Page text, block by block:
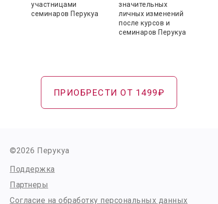
участницами
семинаров Перукуа
значительных
личных изменений
после курсов и
семинаров Перукуа
ПРИОБРЕСТИ ОТ 1499₽
©2026 Перукуа
Поддержка
Партнеры
Согласие на обработку персональных данных